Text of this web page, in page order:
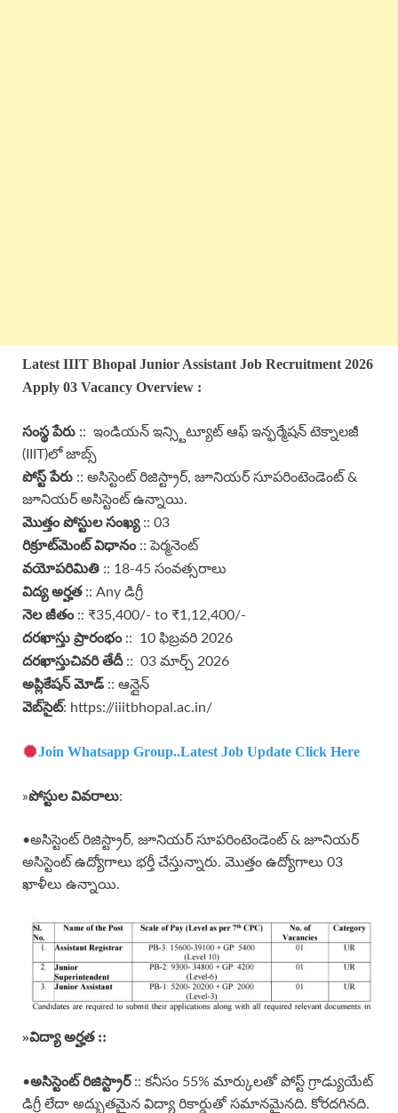
Latest IIIT Bhopal Junior Assistant Job Recruitment 2026
Apply 03 Vacancy Overview :
సంస్థ పేరు :: ఇండియన్ ఇన్స్టిట్యూట్ ఆఫ్ ఇన్ఫర్మేషన్ టెక్నాలజీ
(IIIT)లో జాబ్స్
పోస్ట్ పేరు :: అసిస్టెంట్ రిజిస్ట్రార్, జూనియర్ సూపరింటెండెంట్ &
జూనియర్ అసిస్టెంట్ ఉన్నాయి.
మొత్తం పోస్టుల సంఖ్య:: 03
రిక్రూట్‌మెంట్ విధానం:: పెర్మనెంట్
వయోపరిమితి :: 18-45 సంవత్సరాలు
విద్య అర్హత:: Any డిగ్రీ
నెల జీతం:: ₹35,400/- to ₹1,12,400/-
దరఖాస్తు ప్రారంభం :: 10 ఫిబ్రవరి 2026
దరఖాస్తుచివరి తేదీ :: 03 మార్చ్ 2026
అప్లికేషన్ మోడ్ :: ఆన్లైన్
వెబ్‌సైట్: https://iiitbhopal.ac.in/
Join Whatsapp Group..Latest Job Update Click Here
»పోస్టుల వివరాలు:
•అసిస్టెంట్ రిజిస్ట్రార్, జూనియర్ సూపరింటెండెంట్ & జూనియర్
అసిస్టెంట్ ఉద్యోగాలు భర్తీ చేస్తున్నారు. మొత్తం ఉద్యోగాలు 03
ఖాళీలు ఉన్నాయి.
»విద్యా అర్హత ::
•అసిస్టెంట్ రిజిస్ట్రార్:: కనీసం 55% మార్కులతో పోస్ట్ గ్రాడ్యుయేట్
డిగ్రీ లేదా అద్భుతమైన విద్యా రికార్డుతో సమానమైనది. కోరదగినది.